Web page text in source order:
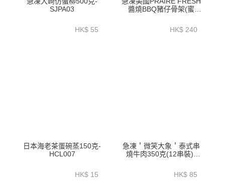
SJPA03
HK$ 55
醬燒BBQ豬仔骨架(蜜
HK$ 240
日本海老茶蛋碗蒸150克-
HCL007
HK$ 15
急凍＇微笑大象＇泰式串
燒牛肉350克(12串裝)-
HK$ 85